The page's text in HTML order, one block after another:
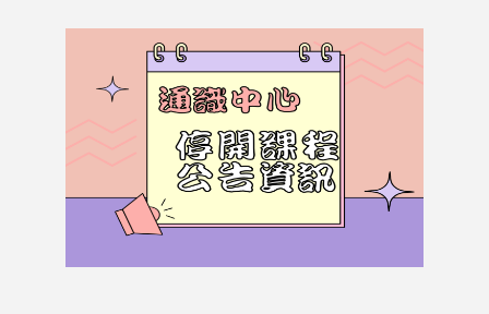
psni / categorized